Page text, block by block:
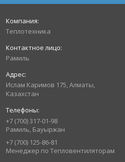
Теплотехника
Рамиль
Ислам Каримов 175, Алматы,
Казахстан
+7 (700) 317-01-98
Рамиль, Бауыржан
+7 (700) 125-86-81
Менеджер по Тепловентиляторам